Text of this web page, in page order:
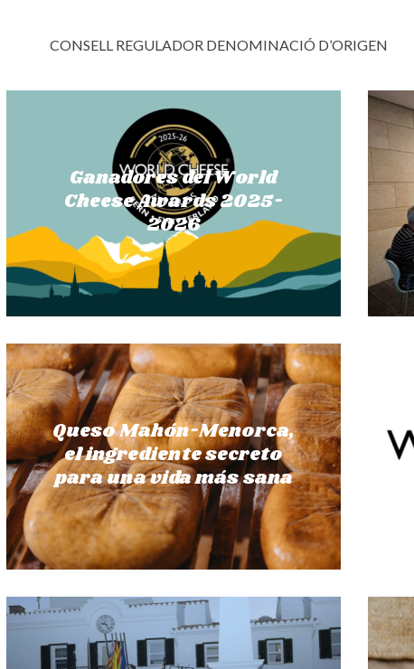
CONSELL REGULADOR DENOMINACIÓ D’ORIGEN
Ganadores del World
Cheese Awards 2025-
2026
Queso Mahón-Menorca,
el ingrediente secreto
para una vida más sana